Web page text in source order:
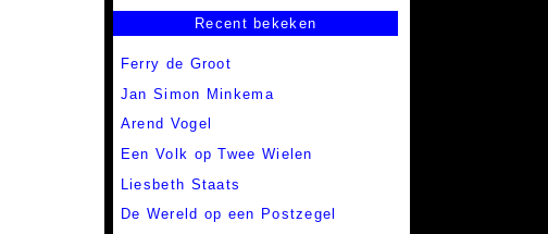
Recent bekeken
Ferry de Groot
Jan Simon Minkema
Arend Vogel
Een Volk op Twee Wielen
Liesbeth Staats
De Wereld op een Postzegel